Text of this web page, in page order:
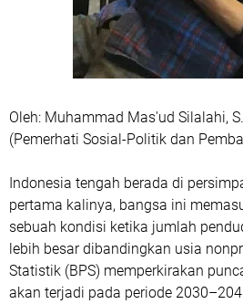
Oleh: Muhammad Mas'ud Silalahi,
(Pemerhati Sosial-Politik dan
Indonesia tengah berada di
pertama kalinya, bangsa ini
sebuah kondisi ketika jumlah
lebih besar dibandingkan usia
Statistik (BPS) memperkirakan
akan terjadi pada periode